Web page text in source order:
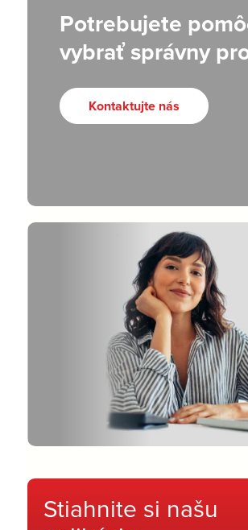
Potrebujete
vybrať správny
Kontaktujte nás
Stiahnite si našu